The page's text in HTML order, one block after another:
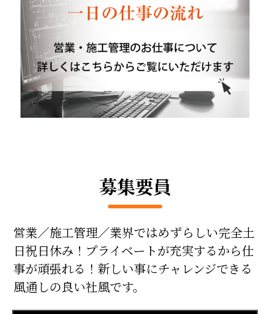
募集要員
営業／施工管理／業界ではめずらしい完全土
日祝日休み！プライベートが充実するから仕
事が頑張れる！新しい事にチャレンジできる
風通しの良い社風です。